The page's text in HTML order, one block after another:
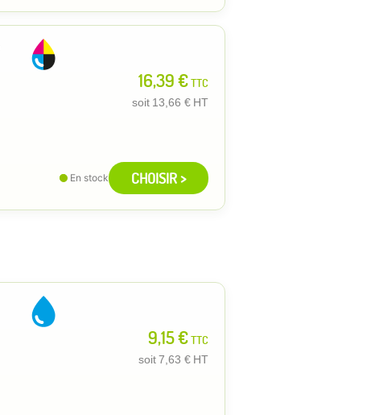
16,39 €TTC
soit 13,66 € HT
En stock CHOISIR >
9,15 €TTC
soit7,63 € HT